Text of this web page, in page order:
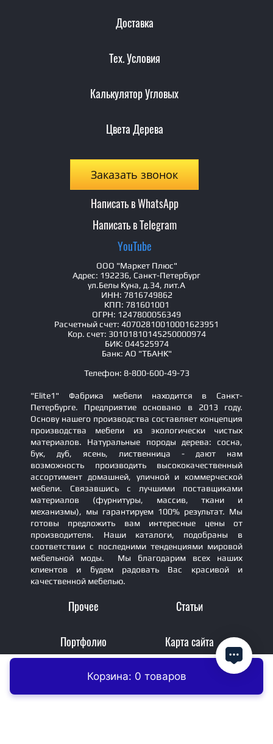
Доставка
Тех. Условия
Калькулятор Угловых
Цвета Дерева
Заказать звонок
Написать в WhatsApp
Написать в Telegram
YouTube
ООО "Маркет Плюс"
Адрес: 192236, Санкт-Петербург
ул.Белы Куна, д.34, лит.А
ИНН: 7816749862
КПП: 781601001
ОГРН: 1247800056349
Расчетный счет: 40702810010001623951
Кор. счет: 30101810145250000974
БИК: 044525974
Банк: АО "ТБАНК"
Телефон: 8-800-600-49-73
"Elite1" Фабрика мебели находится в Санкт-
Петербурге. Предприятие основано в 2013 году.
Основу нашего производства составляет концепция
производства мебели из экологически чистых
материалов. Натуральные породы дерева: сосна,
бук, дуб, ясень, лиственница - дают нам
возможность производить высококачественный
ассортимент домашней, уличной и коммерческой
мебели. Связавшись с лучшими поставщиками
материалов (фурнитуры, массив, ткани и
механизмы), мы гарантируем 100% результат. Мы
готовы предложить вам интересные цены от
производителя. Наши каталоги, подобраны в
соответствии с последними тенденциями мировой
мебельной моды. Мы благодарим всех наших
клиентов и будем радовать Вас красивой и
качественной мебелью.
Прочее Статьи
Портфолио Карта сайта
Корзина: 0 товаров